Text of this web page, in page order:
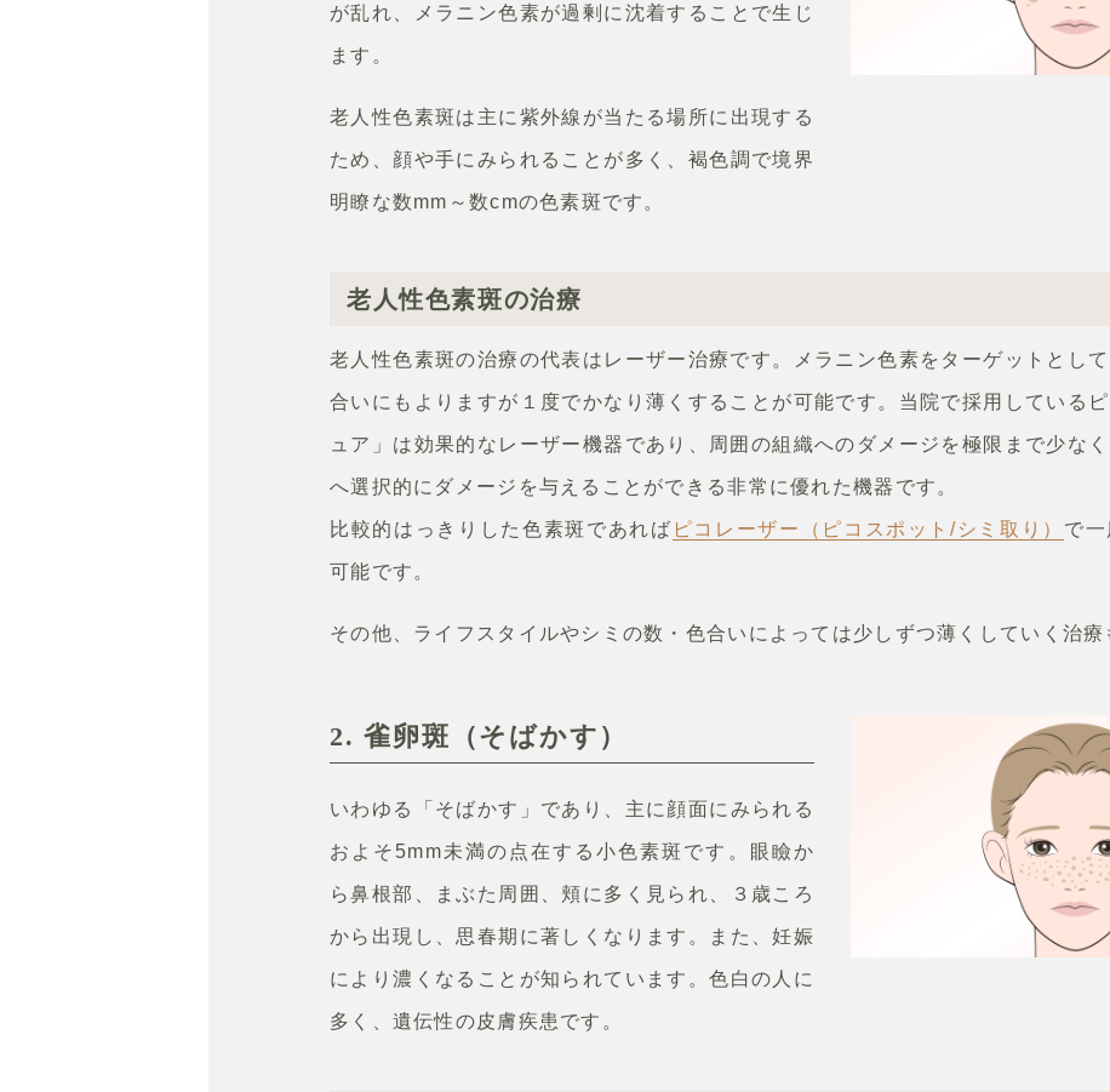
が乱れ、メラニン色素が過剰に沈着することで生じ
ます。
老人性色素斑は主に紫外線が当たる場所に出現する
ため、顔や手にみられることが多く、褐色調で境界
明瞭な数mm～数cmの色素斑です。
老人性色素斑の治療
老人性色素斑の治療の代表はレーザー治療です。メラニン色素をターゲットとし
合いにもよりますが１度でかなり薄くすることが可能です。当院で採用している
ュア」は効果的なレーザー機器であり、 周囲の組織へのダメージを極限まで少な
へ選択的にダメージを与えることができる非常に優れた機器です。
比較的はっきりした色素斑であれば ピコレーザー（ピコスポット/シミ取り） で
可能です。
その他、ライフスタイルやシミの数・色合いによっては少しずつ薄くしていく治療
2. 雀卵斑（そばかす）
いわゆる「そばかす」であり、主に顔面にみられる
およそ5mm未満の点在する小色素斑です。眼瞼か
ら鼻根部、まぶた周囲、頬に多く見られ、３歳ころ
から出現し、思春期に著しくなります。また、妊娠
により濃くなることが知られています。色白の人に
多く、遺伝性の皮膚疾患です。